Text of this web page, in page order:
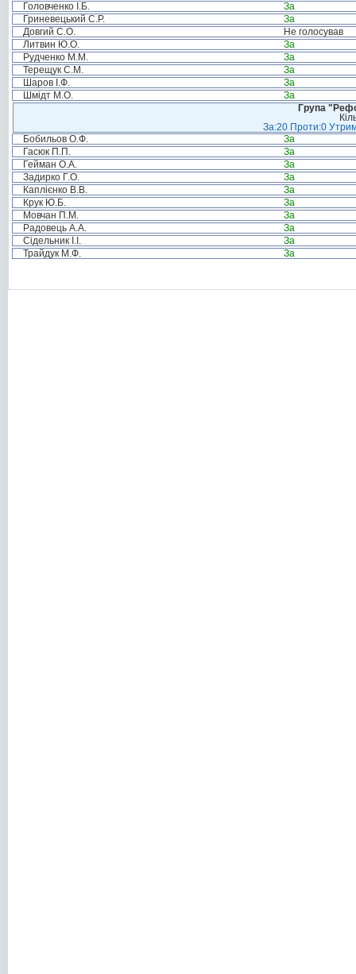
Головченко І.Б.
За
Гриневецький С.Р.
За
Довгий С.О.
Не голосував
Литвин Ю.О.
За
Рудченко М.М.
За
Терещук С.М.
За
Шаров І.Ф.
За
Шмідт М.О.
За
Група
За:20 Проти:0
Бобильов О.Ф.
За
Гасюк П.П.
За
Гейман О.А.
За
Задирко Г.О.
За
Каплієнко В.В.
За
Крук Ю.Б.
За
Мовчан П.М.
За
Радовець А.А.
За
Сідельник І.І.
За
Трайдук М.Ф.
За